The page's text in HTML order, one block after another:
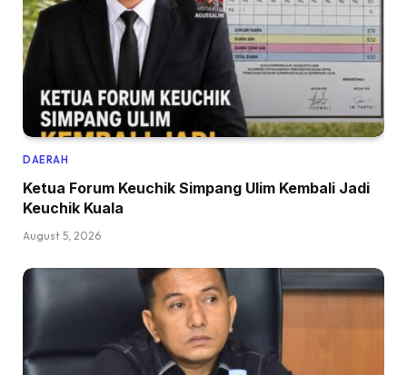
DAERAH
Ketua Forum Keuchik Simpang Ulim Kembali Jadi
Keuchik Kuala
August 5, 2026